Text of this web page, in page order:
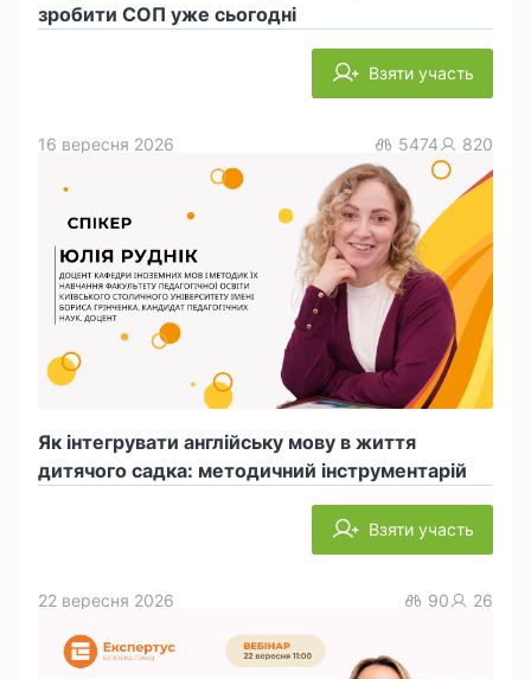
зробити СОП уже сьогодні
Взяти участь
Як інтегрувати англійську мову в життя
дитячого садка: методичний інструментарій
16 вересня 2026 5474 820
Взяти участь
22 вересня 2026 90 26